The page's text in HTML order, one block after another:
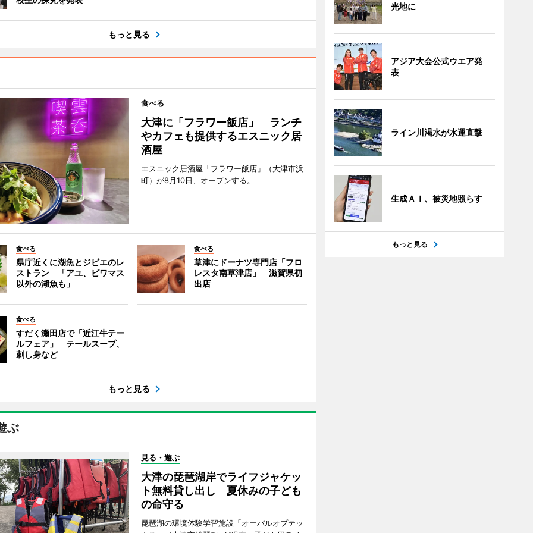
もっと見る
食べる
大津に「フラワー飯店」 ランチ
やカフェも提供するエスニック居
酒屋
エスニック居酒屋「フラワー飯店」（大津市浜
町）が8月10日、オープンする。
食べる
県庁近くに湖魚とジビエのレ
ストラン 「アユ、ビワマス
以外の湖魚も」
食べる
草津にドーナツ専門店「フロ
レスタ南草津店」 滋賀県初
出店
食べる
すだく瀬田店で「近江牛テー
ルフェア」 テールスープ、
刺し身など
もっと見る
ぶ
見る・遊ぶ
大津の琵琶湖岸でライフジャケッ
ト無料貸し出し 夏休みの子ども
の命守る
琵琶湖の環境体験学習施設「オーパルオプテッ
光地に
アジア大会公式ウエア発
表
ライン川渇水が水運直撃
生成ＡＩ、被災地照らす
もっと見る